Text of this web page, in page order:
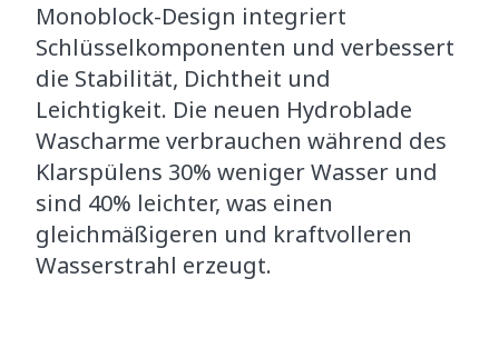
Monoblock-Design integriert
Schlüsselkomponenten und verbessert
die Stabilität, Dichtheit und
Leichtigkeit. Die neuen Hydroblade
Wascharme verbrauchen während des
Klarspülens 30% weniger Wasser und
sind 40% leichter, was einen
gleichmäßigeren und kraftvolleren
Wasserstrahl erzeugt.